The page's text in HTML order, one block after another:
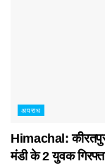
अपराध
Himachal:
मंडी के 2 युवक